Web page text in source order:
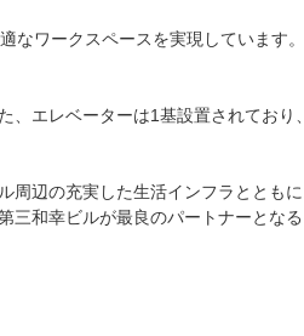
なワークスペースを実現しています
、エレベーターは1基設置されており
周辺の充実した生活インフラととも
三和幸ビルが最良のパートナーとな